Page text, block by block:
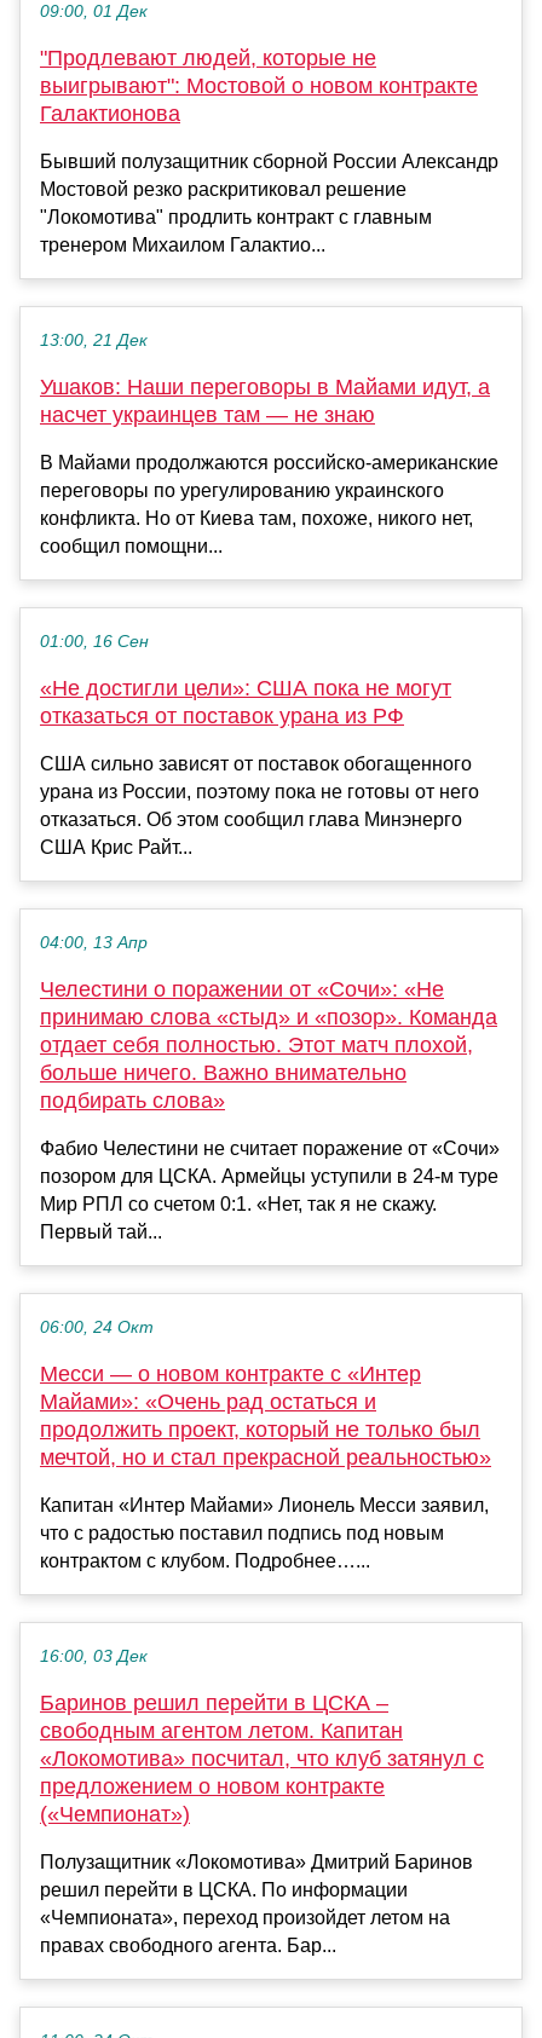
09:00, 01 Дек
"Продлевают людей, которые не
выигрывают": Мостовой о новом контракте
Галактионова
Бывший полузащитник сборной России Александр
Мостовой резко раскритиковал решение
"Локомотива" продлить контракт с главным
тренером Михаилом Галактио...
13:00, 21 Дек
Ушаков: Наши переговоры в Майами идут, а
насчет украинцев там — не знаю
В Майами продолжаются российско-американские
переговоры по урегулированию украинского
конфликта. Но от Киева там, похоже, никого нет,
сообщил помощни...
01:00, 16 Сен
«Не достигли цели»: США пока не могут
отказаться от поставок урана из РФ
США сильно зависят от поставок обогащенного
урана из России, поэтому пока не готовы от него
отказаться. Об этом сообщил глава Минэнерго
США Крис Райт...
04:00, 13 Апр
Челестини о поражении от «Сочи»: «Не
принимаю слова «стыд» и «позор». Команда
отдает себя полностью. Этот матч плохой,
больше ничего. Важно внимательно
подбирать слова»
Фабио Челестини не считает поражение от «Сочи»
позором для ЦСКА. Армейцы уступили в 24-м туре
Мир РПЛ со счетом 0:1. «Нет, так я не скажу.
Первый тай...
06:00, 24 Окт
Месси — о новом контракте с «Интер
Майами»: «Очень рад остаться и
продолжить проект, который не только был
мечтой, но и стал прекрасной реальностью»
Капитан «Интер Майами» Лионель Месси заявил,
что с радостью поставил подпись под новым
контрактом с клубом. Подробнее…...
16:00, 03 Дек
Баринов решил перейти в ЦСКА –
свободным агентом летом. Капитан
«Локомотива» посчитал, что клуб затянул с
предложением о новом контракте
(«Чемпионат»)
Полузащитник «Локомотива» Дмитрий Баринов
решил перейти в ЦСКА. По информации
«Чемпионата», переход произойдет летом на
правах свободного агента. Бар...